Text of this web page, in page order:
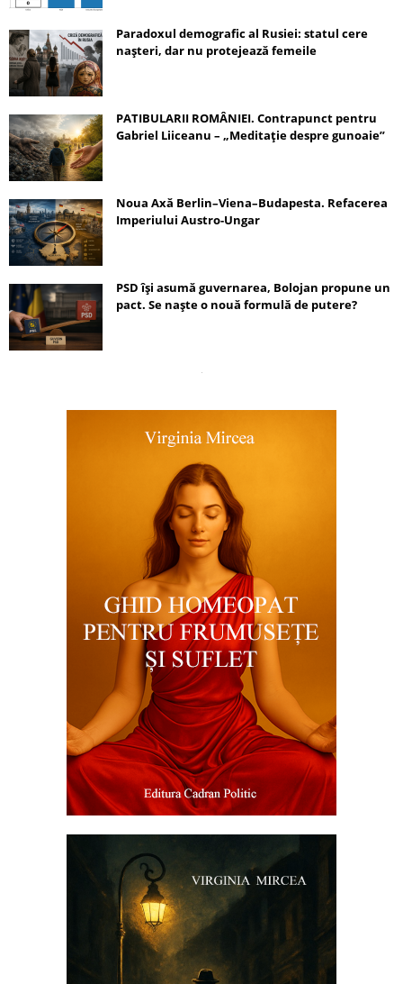
Paradoxul demografic al Rusiei: statul cere
nașteri, dar nu protejează femeile
PATIBULARII ROMÂNIEI. Contrapunct pentru
Gabriel Liiceanu – „Meditație despre gunoaie”
Noua Axă Berlin–Viena–Budapesta. Refacerea
Imperiului Austro-Ungar
PSD își asumă guvernarea, Bolojan propune un
pact. Se naște o nouă formulă de putere?